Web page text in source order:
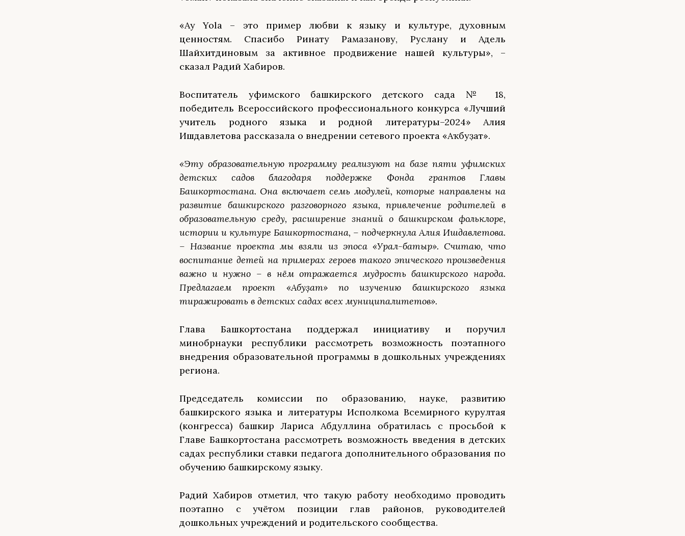
«Ay Yola – это пример любви к языку и культуре, духовным
ценностям. Спасибо Ринату Рамазанову, Руслану и Адель
Шайхитдиновым за активное продвижение нашей культуры», –
сказал Радий Хабиров.
Воспитатель уфимского башкирского детского сада № 18,
победитель Всероссийского профессионального конкурса «Лучший
учитель родного языка и родной литературы–2024» Алия
Ишдавлетова рассказала о внедрении сетевого проекта «Аҡбуҙат».
«Эту образовательную программу реализуют на базе пяти уфимских
детских садов благодаря поддержке Фонда грантов Главы
Башкортостана. Она включает семь модулей, которые направлены на
развитие башкирского разговорного языка, привлечение родителей в
образовательную среду, расширение знаний о башкирском фольклоре,
истории и культуре Башкортостана, – подчеркнула Алия Ишдавлетова.
– Название проекта мы взяли из эпоса «Урал-батыр». Считаю, что
воспитание детей на примерах героев такого эпического произведения
важно и нужно – в нём отражается мудрость башкирского народа.
Предлагаем проект «Аҡбуҙат» по изучению башкирского языка
тиражировать в детских садах всех муниципалитетов».
Глава Башкортостана поддержал инициативу и поручил
минобрнауки республики рассмотреть возможность поэтапного
внедрения образовательной программы в дошкольных учреждениях
региона.
Председатель комиссии по образованию, науке, развитию
башкирского языка и литературы Исполкома Всемирного курултая
(конгресса) башкир Лариса Абдуллина обратилась с просьбой к
Главе Башкортостана рассмотреть возможность введения в детских
садах республики ставки педагога дополнительного образования по
обучению башкирскому языку.
Радий Хабиров отметил, что такую работу необходимо проводить
поэтапно с учётом позиции глав районов, руководителей
дошкольных учреждений и родительского сообщества.